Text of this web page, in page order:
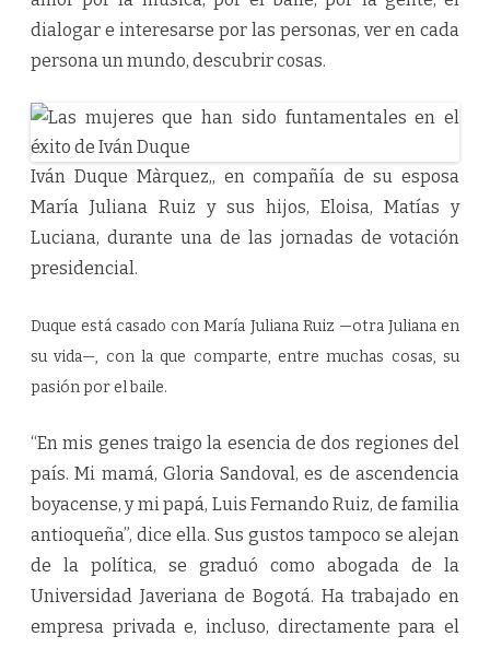
dialogar e interesarse por las personas, ver en cada
persona un mundo, descubrir cosas.
Iván Duque Màrquez,, en compañía de su esposa
María Juliana Ruiz y sus hijos, Eloisa, Matías y
Luciana, durante una de las jornadas de votación
presidencial.
Duque está casado con María Juliana Ruiz —otra Juliana en
su vida—, con la que comparte, entre muchas cosas, su
pasión por el baile.
“En mis genes traigo la esencia de dos regiones del
país. Mi mamá, Gloria Sandoval, es de ascendencia
boyacense, y mi papá, Luis Fernando Ruiz, de familia
antioqueña”, dice ella. Sus gustos tampoco se alejan
de la política, se graduó como abogada de la
Universidad Javeriana de Bogotá. Ha trabajado en
empresa privada e, incluso, directamente para el